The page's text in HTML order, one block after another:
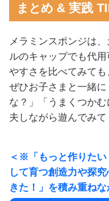
まとめ & 実践
メラミンスポンジは
ルのキャップでも代
やすさを比べてみても
ぜひお子さまと一緒
な？」「うまくつか
夫しながら遊んでみて
＜※「もっと作りた
して育つ創造力や探
きた！」を積み重ね